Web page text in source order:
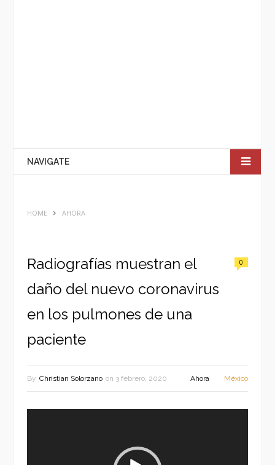
NAVIGATE
HOME AHORA
Radiografías muestran el
daño del nuevo coronavirus
en los pulmones de una
paciente
0
By Christian Solorzano on 3 febrero, 2020 Ahora México